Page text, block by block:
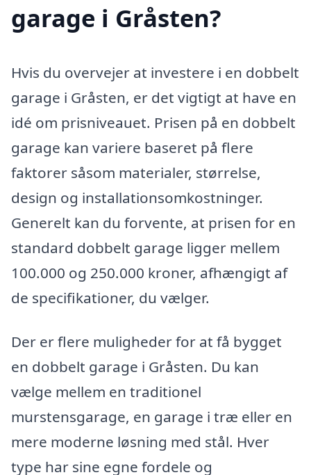
garage i Gråsten?
Hvis du overvejer at investere i en dobbelt
garage i Gråsten, er det vigtigt at have en
idé om prisniveauet. Prisen på en dobbelt
garage kan variere baseret på flere
faktorer såsom materialer, størrelse,
design og installationsomkostninger.
Generelt kan du forvente, at prisen for en
standard dobbelt garage ligger mellem
100.000 og 250.000 kroner, afhængigt af
de specifikationer, du vælger.
Der er flere muligheder for at få bygget
en dobbelt garage i Gråsten. Du kan
vælge mellem en traditionel
murstensgarage, en garage i træ eller en
mere moderne løsning med stål. Hver
type har sine egne fordele og